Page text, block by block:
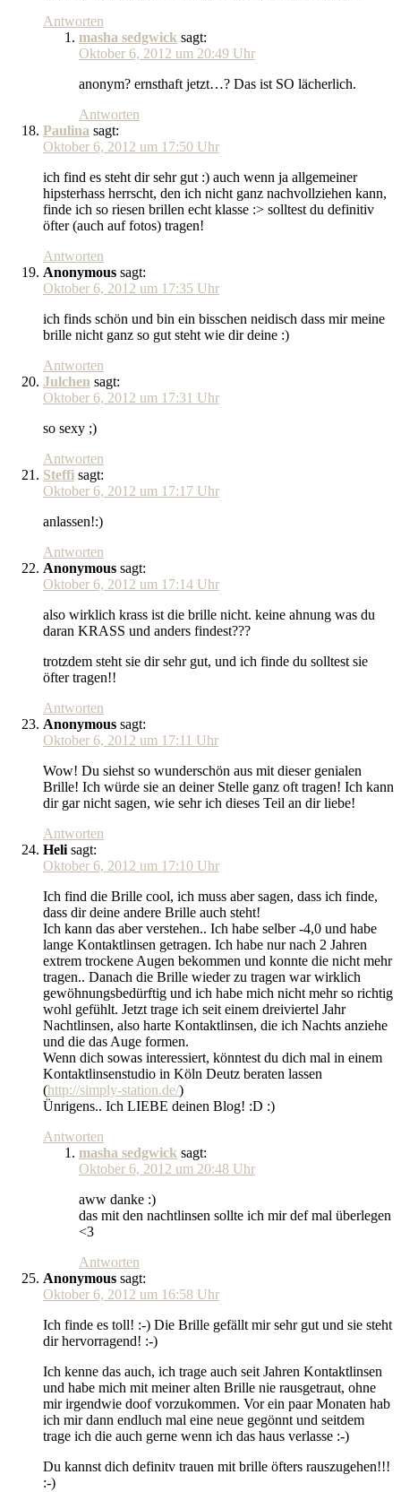
Antworten
masha sedgwick sagt:
Oktober 6, 2012 um 20:49 Uhr
anonym? ernsthaft jetzt…? Das ist SO lächerlich.
Antworten
Paulina sagt:
Oktober 6, 2012 um 17:50 Uhr
ich find es steht dir sehr gut :) auch wenn ja allgemeiner
hipsterhass herrscht, den ich nicht ganz nachvollziehen kann,
finde ich so riesen brillen echt klasse :> solltest du definitiv
öfter (auch auf fotos) tragen!
Antworten
Anonymous sagt:
Oktober 6, 2012 um 17:35 Uhr
ich finds schön und bin ein bisschen neidisch dass mir meine
brille nicht ganz so gut steht wie dir deine :)
Antworten
Julchen sagt:
Oktober 6, 2012 um 17:31 Uhr
so sexy ;)
Antworten
Steffi sagt:
Oktober 6, 2012 um 17:17 Uhr
anlassen!:)
Antworten
Anonymous sagt:
Oktober 6, 2012 um 17:14 Uhr
also wirklich krass ist die brille nicht. keine ahnung was du
daran KRASS und anders findest???
trotzdem steht sie dir sehr gut, und ich finde du solltest sie
öfter tragen!!
Antworten
Anonymous sagt:
Oktober 6, 2012 um 17:11 Uhr
Wow! Du siehst so wunderschön aus mit dieser genialen
Brille! Ich würde sie an deiner Stelle ganz oft tragen! Ich kann
dir gar nicht sagen, wie sehr ich dieses Teil an dir liebe!
Antworten
Heli sagt:
Oktober 6, 2012 um 17:10 Uhr
Ich find die Brille cool, ich muss aber sagen, dass ich finde,
dass dir deine andere Brille auch steht!
Ich kann das aber verstehen.. Ich habe selber -4,0 und habe
lange Kontaktlinsen getragen. Ich habe nur nach 2 Jahren
extrem trockene Augen bekommen und konnte die nicht mehr
tragen.. Danach die Brille wieder zu tragen war wirklich
gewöhnungsbedürftig und ich habe mich nicht mehr so richtig
wohl gefühlt. Jetzt trage ich seit einem dreiviertel Jahr
Nachtlinsen, also harte Kontaktlinsen, die ich Nachts anziehe
und die das Auge formen.
Wenn dich sowas interessiert, könntest du dich mal in einem
Kontaktlinsenstudio in Köln Deutz beraten lassen
(http://simply-station.de/)
Ünrigens.. Ich LIEBE deinen Blog! :D :)
Antworten
masha sedgwick sagt:
Oktober 6, 2012 um 20:48 Uhr
aww danke :)
das mit den nachtlinsen sollte ich mir def mal überlegen
<3
Antworten
Anonymous sagt:
Oktober 6, 2012 um 16:58 Uhr
Ich finde es toll! :-) Die Brille gefällt mir sehr gut und sie steht
dir hervorragend! :-)
Ich kenne das auch, ich trage auch seit Jahren Kontaktlinsen
und habe mich mit meiner alten Brille nie rausgetraut, ohne
mir irgendwie doof vorzukommen. Vor ein paar Monaten hab
ich mir dann endluch mal eine neue gegönnt und seitdem
trage ich die auch gerne wenn ich das haus verlasse :-)
Du kannst dich definitv trauen mit brille öfters rauszugehen!!!
:-)